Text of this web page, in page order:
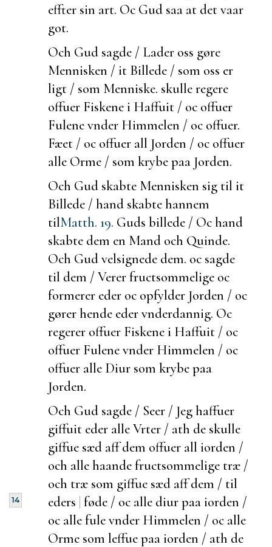
effter sin art. Oc Gud saa at det vaar
got.
Och Gud sagde / Lader oss gøre
Mennisken / it Billede / som oss er
ligt / som Menniske. skulle regere
offuer Fiskene i Haffuit / oc offuer
Fulene vnder Himmelen / oc offuer.
Fæet / oc offuer all Jorden / oc offuer
alle Orme / som krybe paa Jorden.
Och Gud skabte Mennisken sig til it
Billede / hand skabte hannem
tilMatth. 19. Guds billede / Oc hand
skabte dem en Mand och Quinde.
Och Gud velsignede dem. oc sagde
til dem / Vererfructsommelige oc
formerer eder oc opfylder Jorden / oc
gører hende edervnderdannig. Oc
regerer offuer Fiskene i Haffuit / oc
offuer Fulene vnder Himmelen / oc
offuer alle Diur som krybe paa
Jorden.
Och Gud sagde / Seer / Jeg haffuer
giffuit eder alle Vrter / ath de skulle
giffue sæd aff dem offuer all iorden /
och alle haandefructsommelige træ /
och træ som giffue sæd aff dem / til
eders |
14 føde / oc alle diur paa iorden /
oc alle fule vnder Himmelen / oc alle
Orme som leffue paa iorden / ath de